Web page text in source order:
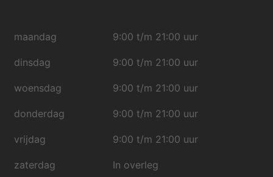
maandag 9:00 t/m 21:00 uur
dinsdag 9:00 t/m 21:00 uur
woensdag 9:00 t/m 21:00 uur
donderdag 9:00 t/m 21:00 uur
vrijdag 9:00 t/m 21:00 uur
zaterdag In overleg